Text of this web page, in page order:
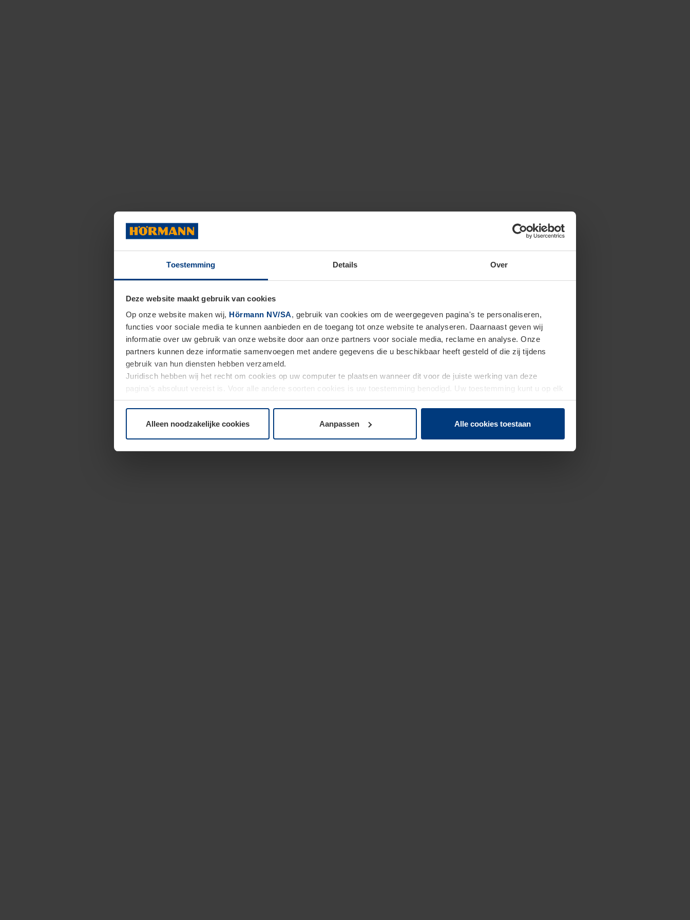
Toestemming Details Over
Deze website maakt gebruik van cookies
Op onze website maken wij, Hörmann NV/SA, gebruik van cookies om de weergegeven pagina's te personaliseren,
functies voor sociale media te kunnen aanbieden en de toegang tot onze website te analyseren. Daarnaast geven wij
informatie over uw gebruik van onze website door aan onze partners voor sociale media, reclame en analyse. Onze
partners kunnen deze informatie samenvoegen met andere gegevens die u beschikbaar heeft gesteld of die zij tijdens
gebruik van hun diensten hebben verzameld.
Juridisch hebben wij het recht om cookies op uw computer te plaatsen wanneer dit voor de juiste werking van deze
pagina's absoluut vereist is. Voor alle andere soorten cookies is uw toestemming benodigd. Uw toestemming kunt u op elk
moment bij de uitleg van de cookies op paginaPrivacyverklaringop onze website wijzigen of herroepen.
Alleen noodzakelijke cookies Aanpassen Alle cookies toestaan